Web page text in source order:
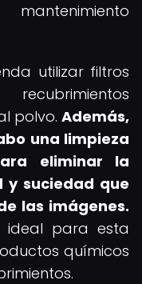
utilizar filtros
polvo. Además,
una limpieza
eliminar la
y suciedad que
las imágenes.
ideal para esta
químicos